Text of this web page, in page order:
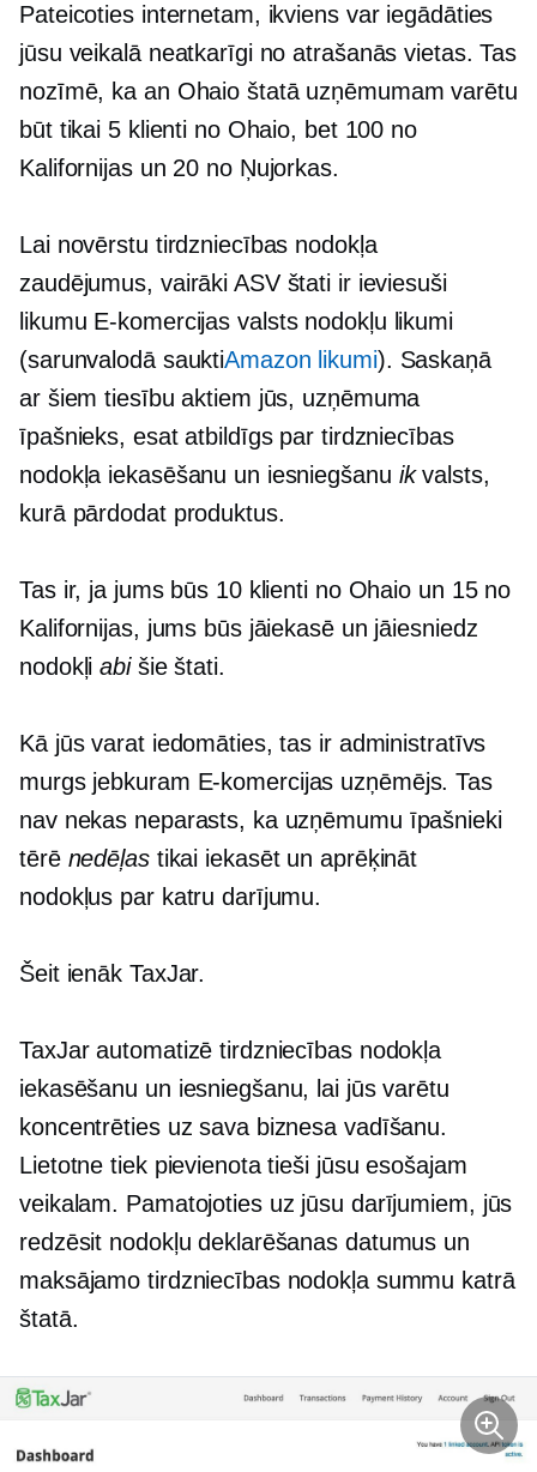
Pateicoties internetam, ikviens var iegādāties
jūsu veikalā neatkarīgi no atrašanās vietas. Tas
nozīmē, ka an Ohaio štatāuzņēmumam varētu
būt tikai 5 klienti no Ohaio, bet 100 no
Kalifornijas un 20 no Ņujorkas.
Lai novērstu tirdzniecības nodokļa
zaudējumus, vairāki ASV štati ir ieviesuši
likumu E-komercijas valsts nodokļu likumi
(sarunvalodā sauktiAmazon likumi). Saskaņā
ar šiem tiesību aktiem jūs, uzņēmuma
īpašnieks, esat atbildīgs par tirdzniecības
nodokļa iekasēšanu un iesniegšanu ikvalsts,
kurā pārdodat produktus.
Tas ir, ja jums būs 10 klienti no Ohaio un 15 no
Kalifornijas, jums būs jāiekasē un jāiesniedz
nodokļiabi šie štati.
Kā jūs varat iedomāties, tas ir administratīvs
murgs jebkuram E-komercijas uzņēmējs. Tas
nav nekas neparasts, ka uzņēmumu īpašnieki
tērē nedēļas tikai iekasēt un aprēķināt
nodokļus par katru darījumu.
Šeit ienāk TaxJar.
TaxJar automatizē tirdzniecības nodokļa
iekasēšanu un iesniegšanu, lai jūs varētu
koncentrēties uz sava biznesa vadīšanu.
Lietotne tiek pievienota tieši jūsu esošajam
veikalam. Pamatojoties uz jūsu darījumiem, jūs
redzēsit nodokļu deklarēšanas datumus un
maksājamo tirdzniecības nodokļa summu katrā
štatā.